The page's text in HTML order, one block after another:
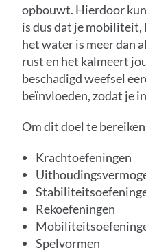
opbouwt. Hierdoor
is dus dat je
het water is meer dan
rust en het kalmeert
beschadigd weefsel
beïnvloeden, zodat je
Om dit doel te
Krachtoefeningen
Rekoefeningen
Spelvormen